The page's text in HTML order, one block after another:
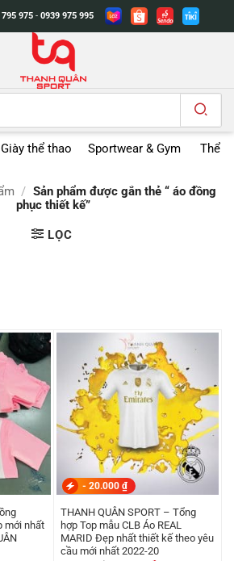
975 - 0939 975 995
Giày thể thao Sportwear & Gym Thể
/ Sản phẩm được gắn thẻ “ áo đồng
phục thiết kế”
LỌC
mới nhất
- 20.000 ₫
THANH QUÂN SPORT – Tổng
hợp Top mẫu CLB Áo REAL
MARID Đẹp nhất thiết kế theo yêu
cầu mới nhất 2022-20